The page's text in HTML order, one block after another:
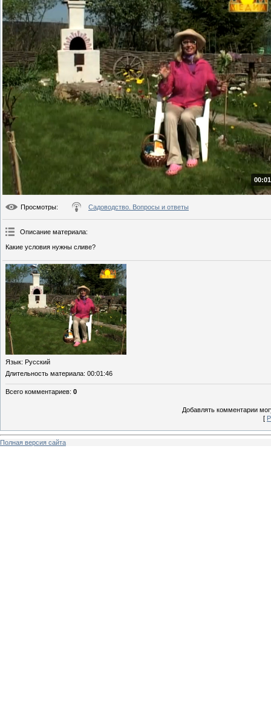
Просмотры: Садоводство. Вопросы и ответы
Описание материала:
Какие условия нужны сливе?
Язык: Русский
Длительность материала: 00:01:46
Всего комментариев: 0
Добавлять комментарии
[
Полная версия сайта